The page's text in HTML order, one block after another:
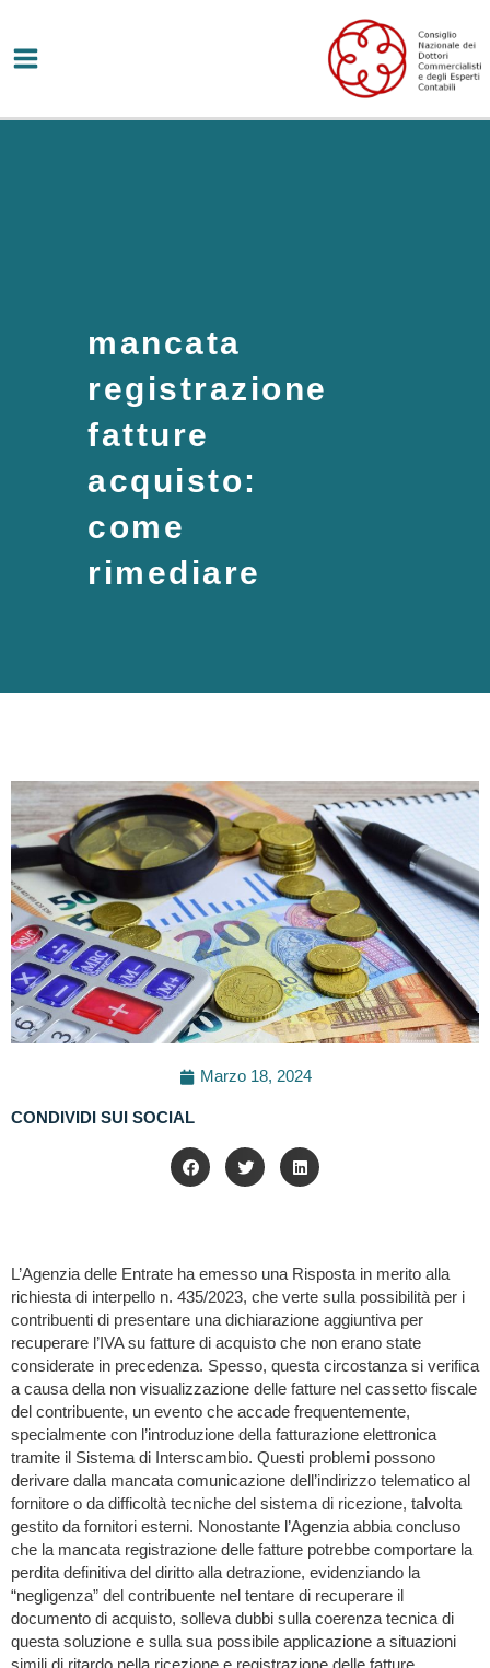
contenuto
mancata
registrazione
fatture
acquisto:
come
rimediare
Marzo 18, 2024
CONDIVIDI SUI SOCIAL
L’Agenzia delle Entrate ha emesso una Risposta in merito alla
richiesta di interpello n. 435/2023, che verte sulla possibilità per i
contribuenti di presentare una dichiarazione aggiuntiva per
recuperare l’IVA su fatture di acquisto che non erano state
considerate in precedenza. Spesso, questa circostanza si verifica
a causa della non visualizzazione delle fatture nel cassetto fiscale
del contribuente, un evento che accade frequentemente,
specialmente con l’introduzione della fatturazione elettronica
tramite il Sistema di Interscambio. Questi problemi possono
derivare dalla mancata comunicazione dell’indirizzo telematico al
fornitore o da difficoltà tecniche del sistema di ricezione, talvolta
gestito da fornitori esterni. Nonostante l’Agenzia abbia concluso
che la mancata registrazione delle fatture potrebbe comportare la
perdita definitiva del diritto alla detrazione, evidenziando la
“negligenza” del contribuente nel tentare di recuperare il
documento di acquisto, solleva dubbi sulla coerenza tecnica di
questa soluzione e sulla sua possibile applicazione a situazioni